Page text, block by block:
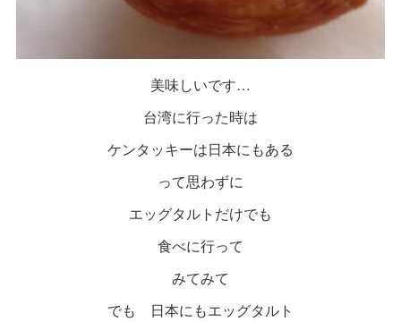
美味しいです…
台湾に行った時は
ケンタッキーは日本にもある
って思わずに
エッグタルトだけでも
食べに行って
みてみて
でも 日本にもエッグタルト